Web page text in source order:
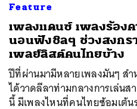
Feature
เพลงแดนซ์ เพลงร้องค
นอนฟังชิลๆ ช่วงสงกร
เพลย์ลิสต์คนไทยบ้าง
ปีที่ผ่านมามีหลายเพลงมันๆ ส
ได้วาดลีลาท่ามกลางการเล่น
นี้ มีเพลงไหนที่คนไทยซ้อมเต้น